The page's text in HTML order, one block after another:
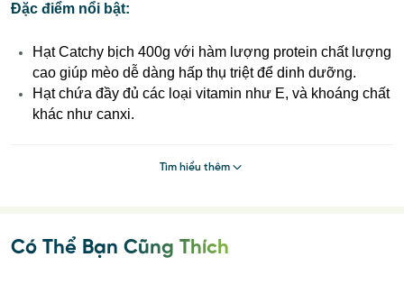
Đặc điểm nổi bật:
Hạt Catchy bịch 400g với hàm lượng protein chất lượng
cao giúp mèo dễ dàng hấp thụ triệt để dinh dưỡng.
Hạt chứa đầy đủ các loại vitamin như E, và khoáng chất
khác như canxi.
Dinh dưỡng cân bằng và hoàn chỉnh rất tốt cho sức
Tìm hiểu thêm
Có Thể Bạn Cũng Thích